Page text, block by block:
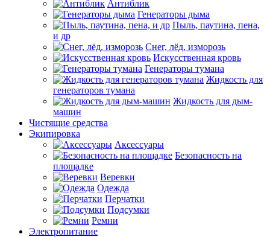
Антиблик
Генераторы дыма
Пыль, паутина, пена,
и др
Снег, лёд, изморозь
Искусственная кровь
Генераторы тумана
Жидкость для
генераторов тумана
Жидкость для дым-
машин
Чистящие средства
Экипировка
Аксессуары
Безопасность на
площадке
Веревки
Одежда
Перчатки
Подсумки
Ремни
Электропитание